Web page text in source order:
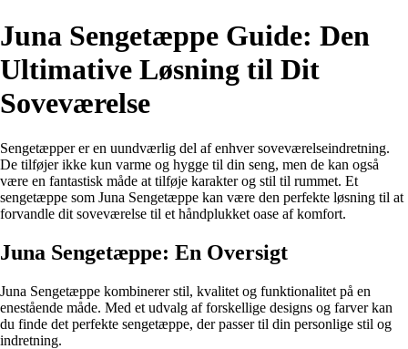
Juna Sengetæppe Guide: Den
Ultimative Løsning til Dit
Soveværelse
Sengetæpper er en uundværlig del af enhver soveværelseindretning.
De tilføjer ikke kun varme og hygge til din seng, men de kan også
være en fantastisk måde at tilføje karakter og stil til rummet. Et
sengetæppe som Juna Sengetæppe kan være den perfekte løsning til at
forvandle dit soveværelse til et håndplukket oase af komfort.
Juna Sengetæppe: En Oversigt
Juna Sengetæppe kombinerer stil, kvalitet og funktionalitet på en
enestående måde. Med et udvalg af forskellige designs og farver kan
du finde det perfekte sengetæppe, der passer til din personlige stil og
indretning.